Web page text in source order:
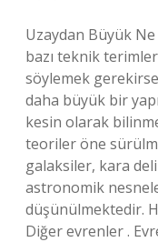
Uzaydan Büyük Ne
bazı teknik
söylemek
daha büyük bir
kesin olarak
teoriler öne
galaksiler, kara
astronomik
düşünülmektedir.
Diğer evrenler .